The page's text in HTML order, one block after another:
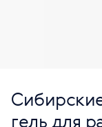
гель для